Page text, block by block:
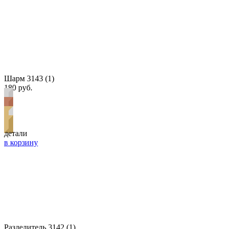
Шарм 3143 (1)
180 руб.
детали
в корзину
Разделитель 3142 (1)